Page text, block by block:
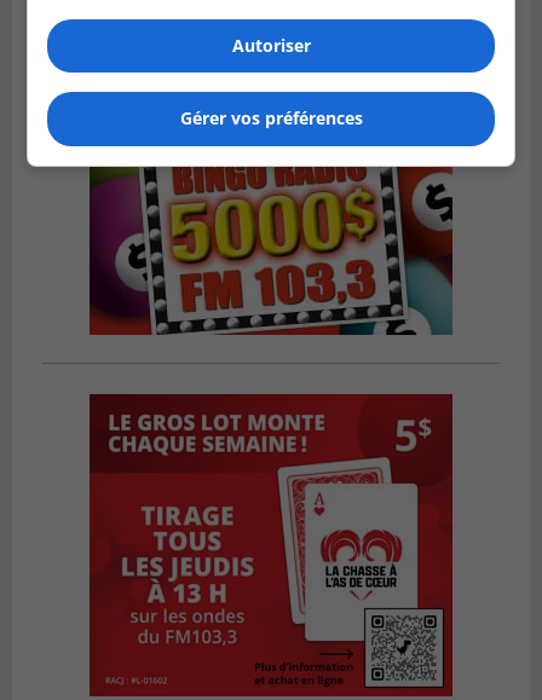
Autoriser
Gérer vos préférences